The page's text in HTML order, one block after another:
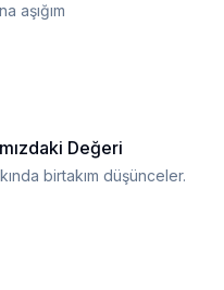
aşığım
Değeri
birtakım düşünceler.